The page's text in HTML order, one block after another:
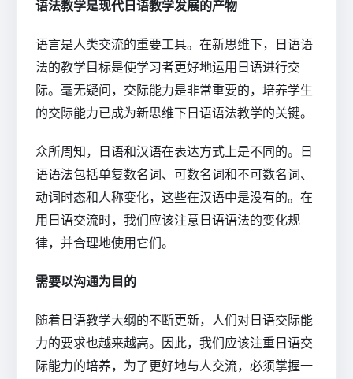
语法教学是现代日语教学发展的产物
语言是人类交流的重要工具。在新思维下，日语语
法的教学目标是使学习者更好地运用日语进行交
际。毫无疑问，交际能力是非常重要的，培养学生
的交际能力已成为新思维下日语语法教学的关键。
众所周知，日语和汉语在表达方式上是不同的。日
语语法包括单复数名词、可数名词和不可数名词、
动词时态和人称变化，这些在汉语中是没有的。在
用日语交流时，我们应该注意日语语法的变化规
律，并合理地使用它们。
需要以沟通为目的
随着日语教学大纲的不断更新，人们对日语交际能
力的要求也越来越高。因此，我们应该注重日语交
际能力的培养，为了更好地与人交流，必须掌握一